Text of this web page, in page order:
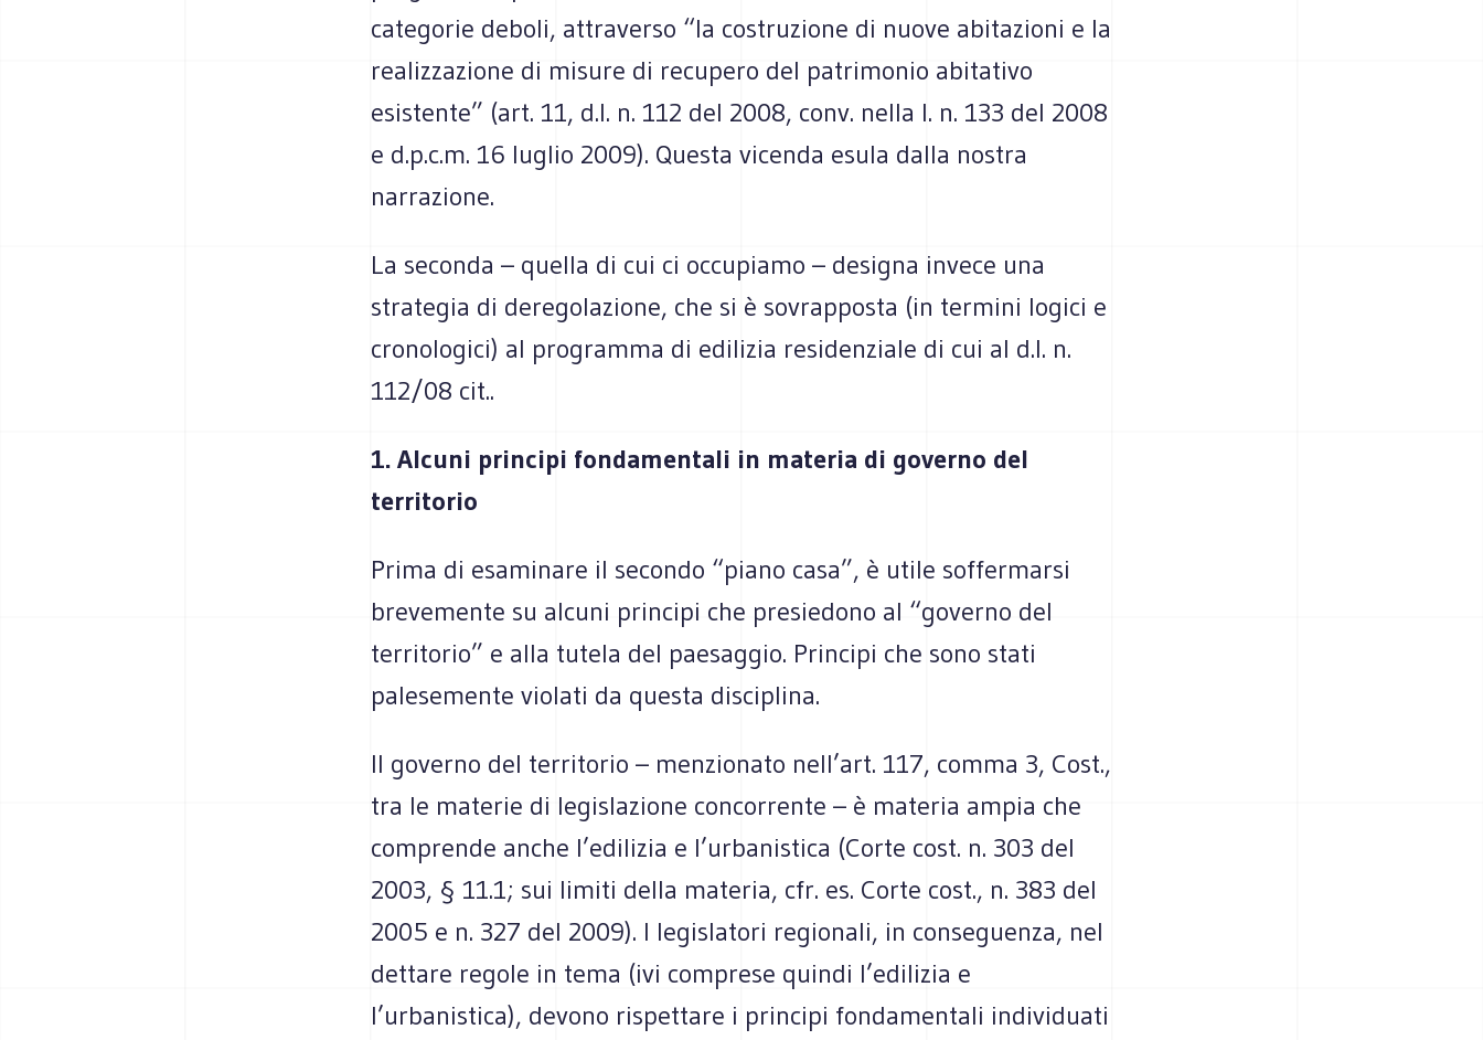
categorie deboli, attraverso “la costruzione di nuove abitazioni e la
realizzazione di misure di recupero del patrimonio abitativo
esistente” (art. 11, d.l. n. 112 del 2008, conv. nella l. n. 133 del 2008
e d.p.c.m. 16 luglio 2009). Questa vicenda esula dalla nostra
narrazione.
La seconda – quella di cui ci occupiamo – designa invece una
strategia di deregolazione, che si è sovrapposta (in termini logici e
cronologici) al programma di edilizia residenziale di cui al d.l. n.
112/08 cit..
1. Alcuni principi fondamentali in materia di governo del
territorio
Prima di esaminare il secondo “piano casa”, è utile soffermarsi
brevemente su alcuni principi che presiedono al “governo del
territorio” e alla tutela del paesaggio. Principi che sono stati
palesemente violati da questa disciplina.
Il governo del territorio – menzionato nell’art. 117, comma 3, Cost.,
tra le materie di legislazione concorrente – è materia ampia che
comprende anche l’edilizia e l’urbanistica (Corte cost. n. 303 del
2003, § 11.1; sui limiti della materia, cfr. es. Corte cost., n. 383 del
2005 e n. 327 del 2009). I legislatori regionali, in conseguenza, nel
dettare regole in tema (ivi comprese quindi l’edilizia e
l’urbanistica), devono rispettare i principi fondamentali individuati